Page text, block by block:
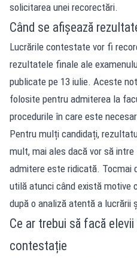
solicitarea unei recorectări.
Când se afișează
Lucrările contestate vor fi
rezultatele finale ale
publicate pe 13 iulie. Aceste
folosite pentru admiterea la
procedurile în care este
Pentru mulți candidați,
mult, mai ales dacă vor să
admitere este ridicată. Tocmai
utilă atunci când există motive
după o analiză atentă a lucrării
Ce ar trebui să facă
contestație